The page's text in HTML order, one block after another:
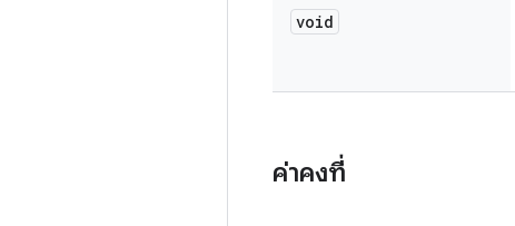
void
ค่าคงที่